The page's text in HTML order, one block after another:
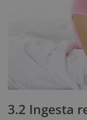
3.2 Ingesta